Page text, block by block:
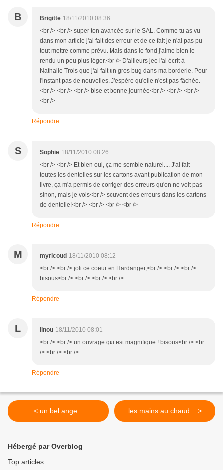
B Brigitte 18/11/2010 08:36
<br /> <br /> super ton avancée sur le SAL. Comme tu as vu
dans mon article j'ai fait des erreur et de ce fait je n'ai pas pu
tout mettre comme prévu. Mais dans le fond j'aime bien le
rendu un peu plus léger.<br /> D'ailleurs jee l'ai écrit à
Nathalie Trois que j'ai fait un gros bug dans ma borderie. Pour
l'instant pas de nouvelles. J'espère qu'elle n'est pas fâchée.
<br /> <br /> <br /> bise et bonne journée<br /> <br /> <br />
<br />
Répondre
S Sophie 18/11/2010 08:26
<br /> <br /> Et bien oui, ça me semble naturel.... J'ai fait
toutes les dentelles sur les cartons avant publication de mon
livre, ça m'a permis de corriger des erreurs qu'on ne voit pas
sinon, mais je vois<br /> souvent des erreurs dans les cartons
de dentelle!<br /> <br /> <br /> <br />
Répondre
M myricoud 18/11/2010 08:12
<br /> <br /> joli ce coeur en Hardanger,<br /> <br /> <br />
bisous<br /> <br /> <br /> <br />
Répondre
L linou 18/11/2010 08:01
<br /> <br /> un ouvrage qui est magnifique ! bisous<br /> <br
/> <br /> <br />
Répondre
< un bel ange... les mains au chaud... >
Hébergé par Overblog
Top articles